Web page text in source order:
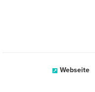
Webseite